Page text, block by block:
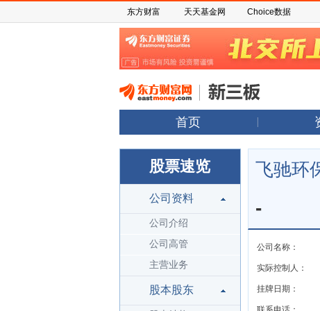
东方财富 天天基金网 Choice数据
首页
股票速览
公司资料
公司介绍
公司高管
主营业务
股本股东
飞驰环
-
公司名称：
实际控制人：
挂牌日期：